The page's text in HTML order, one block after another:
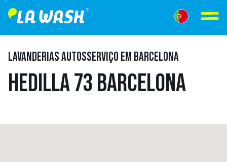
LAVANDERIAS AUTOSSERVIÇO EM BARCELONA
HEDILLA 73 BARCELONA